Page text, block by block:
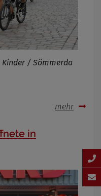
/ Sömmerda
mehr
in